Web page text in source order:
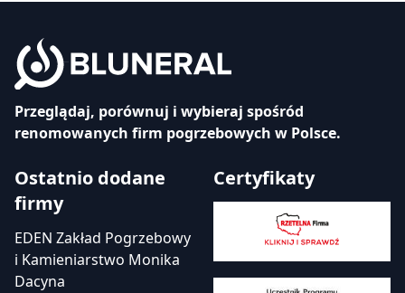
Przeglądaj, porównuj i wybieraj spośród
renomowanych firm pogrzebowych w Polsce.
Ostatnio dodane
firmy
EDEN Zakład Pogrzebowy
i Kamieniarstwo Monika
Dacyna
Certyfikaty